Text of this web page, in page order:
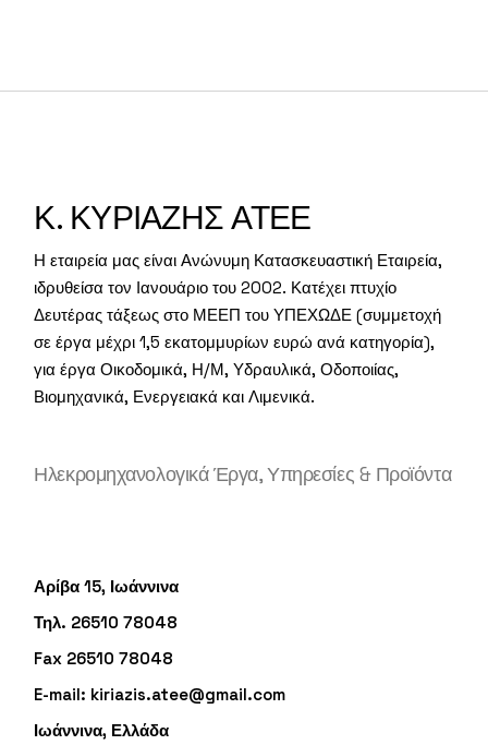
Κ. ΚΥΡΙΑΖΗΣ ΑΤΕΕ
Η εταιρεία μας είναι Ανώνυμη Κατασκευαστική Εταιρεία,
ιδρυθείσα τον Ιανουάριο του 2002. Κατέχει πτυχίο
Δευτέρας τάξεως στο ΜΕΕΠ του ΥΠΕΧΩΔΕ (συμμετοχή
σε έργα μέχρι 1,5 εκατομμυρίων ευρώ ανά κατηγορία),
για έργα Οικοδομικά, Η/Μ, Υδραυλικά, Οδοποιίας,
Βιομηχανικά, Ενεργειακά και Λιμενικά.
Ηλεκρομηχανολογικά Έργα, Υπηρεσίες & Προϊόντα
Αρίβα 15, Ιωάννινα
Τηλ. 26510 78048
Fax 26510 78048
E-mail: kiriazis.atee@gmail.com
Ιωάννινα, Ελλάδα